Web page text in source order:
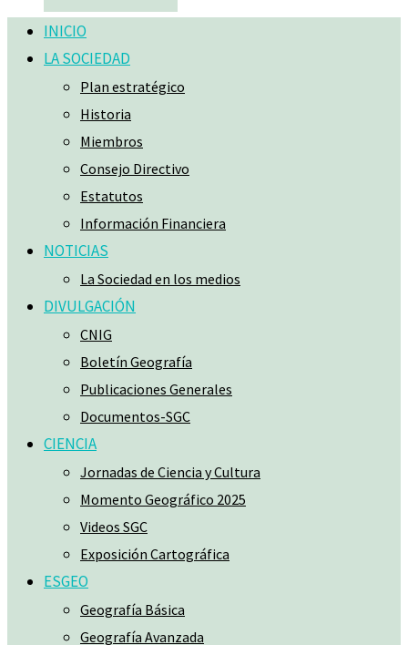
INICIO
LA SOCIEDAD
Plan estratégico
Historia
Miembros
Consejo Directivo
Estatutos
Información Financiera
NOTICIAS
La Sociedad en los medios
DIVULGACIÓN
CNIG
Boletín Geografía
Publicaciones Generales
Documentos-SGC
CIENCIA
Jornadas de Ciencia y Cultura
Momento Geográfico 2025
Videos SGC
Exposición Cartográfica
ESGEO
Geografía Básica
Geografía Avanzada